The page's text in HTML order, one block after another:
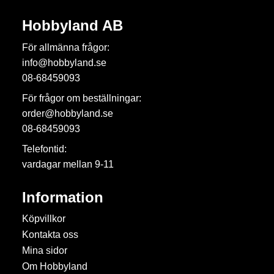
Hobbyland AB
För allmänna frågor:
info@hobbyland.se
08-68459093
För frågor om beställningar:
order@hobbyland.se
08-68459093
Telefontid:
vardagar mellan 9-11
Information
Köpvillkor
Kontakta oss
Mina sidor
Om Hobbyland